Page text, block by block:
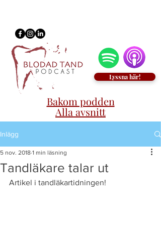
Lyssna här!
Bakom podden
Alla avsnitt
Inlägg
Tandläkare talar ut
5 nov. 2018 1 min läsning
Artikel i tandläkartidningen!